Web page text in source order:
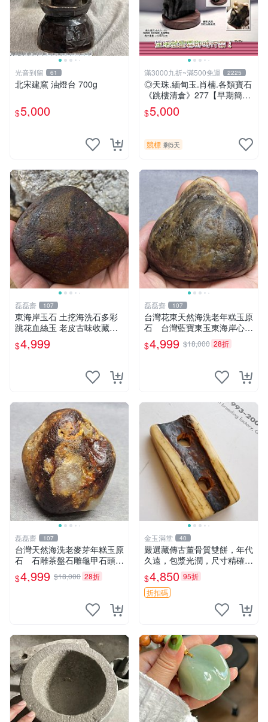
光音到留 61
北宋建窯 油燈台 700g
$5,000
滿3000九折~滿500免運 2225
◎天珠.緬甸玉.肖楠.各類寶石
《跳樓清倉》277【早期簡易
創作.都蘭天然年糕玉﹝粿仔
料﹞〝纏綿〞】
$5,000
競標 剩5天
磊磊齋 107
東海岸玉石 土挖海洗石多彩
跳花血絲玉 老皮古味收藏品
重量：4 0 5公克
$4,999
磊磊齋 107
台灣花東天然海洗老年糕玉原
石 台灣藍寶東玉東海岸心臟
石黑年糕玉血絲血絲玉髓秀姑
玉鳳梨芋仔玉石雕茶盤石雕龜
$4,999 $18,000 28折
磊磊齋 107
台灣天然海洗老麥芽年糕玉原
石 石雕茶盤石雕龜甲石頭臺
灣藍寶東玉東海岸心臟石黑年
糕玉血絲血絲玉髓秀姑玉鳳梨
$4,999 $18,000 28折
金玉滿堂 40
嚴選藏傳古董骨質雙餅，年代
久遠，包漿光潤，尺寸精確，
適合收藏 5.95x3.1cm 骨質
古董 雙餅
$4,850 95折
折扣碼